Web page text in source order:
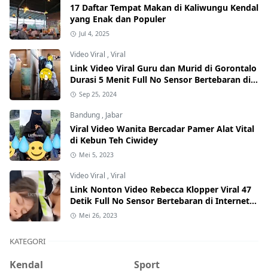
17 Daftar Tempat Makan di Kaliwungu Kendal
yang Enak dan Populer
Jul 4, 2025
Video Viral ,Viral
Link Video Viral Guru dan Murid di Gorontalo
Durasi 5 Menit Full No Sensor Bertebaran di
Internet, Hati-Hati Phising!
Sep 25, 2024
Bandung , Jabar
Viral Video Wanita Bercadar Pamer Alat Vital
di Kebun Teh Ciwidey
Mei 5, 2023
Video Viral ,Viral
Link Nonton Video Rebecca Klopper Viral 47
Detik Full No Sensor Bertebaran di Internet,
Hati-Hati Phising!
Mei 26, 2023
KATEGORI
Kendal
Sport